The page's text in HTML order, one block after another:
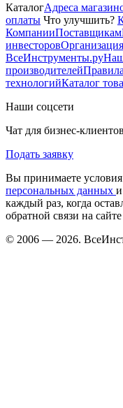
КаталогАдреса
оплаты Что улучшить?
КомпанииПоставщикам
инвесторов
ВсеИнструменты.ру
производителей
технологийКаталог
Наши соцсети
Чат для бизнес-клиентов
Подать заявку
Вы принимаете условия
персональных данных и
каждый раз, когда
обратной связи на
© 2006 — 2026.